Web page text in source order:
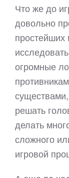
Что же до
довольно
простейших
огромные
решать
делать
сложного
игровой